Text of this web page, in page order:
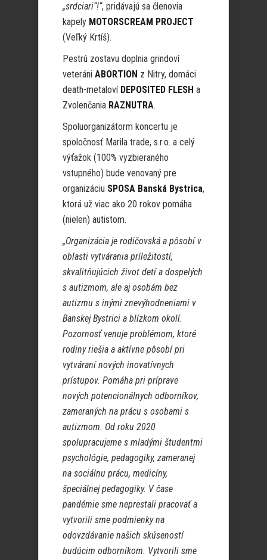
„srdciari“!“, pridávajú sa členovia
kapely MOTORSCREAM PROJECT
(Veľký Krtíš).
Pestrú zostavu doplnia grindoví
veteráni ABORTION z Nitry, domáci
death-metaloví DEPOSITED FLESH a
Zvolenčania RAZNUTRA.
Spoluorganizátorm koncertu je
spoločnosť Marila trade, s.r.o. a celý
výťažok (100% vyzbieraného
vstupného) bude venovaný pre
organizáciu SPOSA Banská Bystrica,
ktorá už viac ako 20 rokov pomáha
(nielen) autistom.
„Organizácia je rodičovská a pôsobí v
oblasti vytvárania príležitostí,
skvalitňujúcich život detí a dospelých
s autizmom, ale aj osobám bez
autizmu s inými znevýhodneniami v
Banskej Bystrici a blízkom okolí.
Pozornosť venuje problémom, ktoré
rodiny riešia a aktívne pôsobí pri
vytváraní nových inovatívnych
prístupov. Pomáha pri príprave
nových potencionálnych odborníkov,
zameraných na prácu s osobami s
autizmom. Od roku 2020
spolupracujeme s mladými študentmi
psychológie, pedagogiky, zameranej
na sociálnu prácu, medicíny,
špeciálnej pedagogiky. V čase
pandémie sme neprestali pracovať a
vytvorili sme podmienky na
odovzdávanie našich skúseností
budúcim odborníkom. Vytvorili sme